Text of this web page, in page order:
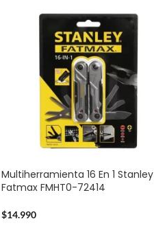
Multiherramienta 16 En 1 Stanley
Fatmax FMHT0-72414
$14.990